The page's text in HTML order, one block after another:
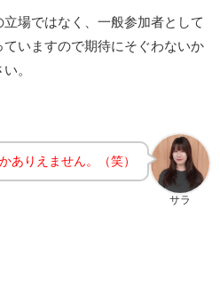
場ではなく、一般参加者として
いますので期待にそぐわないか
。
サラ
ありえません。（笑）